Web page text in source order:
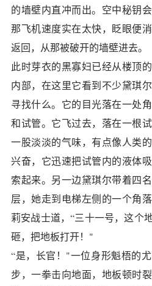
的墙壁内直冲而出。空中秘钥
那飞机速度实在太快，眨眼便
返回，从那被破开的墙壁进去。
此时芽衣的黑寡妇已经从楼顶
内部，在这里它看到不少黛琪
寻找什么。它的目光落在一处
和试管。它飞过去，落在一根
一股淡淡的气味，有点像人类
兴奋，它迅速把试管内的液体
索起来。另一边黛琪尔带着四
层，她走到电梯左侧的一个角
莉安战士道，“三十一号，这个
砸，把地板打开！"
“是，长官！"一位身形魁梧的
步，一拳击向地面，地板顿时